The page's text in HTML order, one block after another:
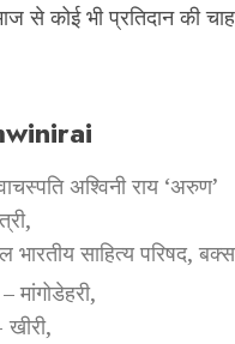
से कोई भी प्रतिदान की
अश्विनी राय ‘अरुण’
भारतीय साहित्य परिषद,
मांगोडेहरी,